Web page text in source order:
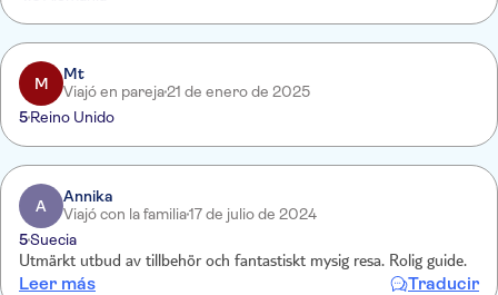
M
Mt
Viajó en pareja21 de enero de 2025
5Reino Unido
A
Annika
Viajó con la familia17 de julio de 2024
5Suecia
Utmärkt utbud av tillbehör och fantastiskt mysig resa. Rolig guide.
Leer más Traducir